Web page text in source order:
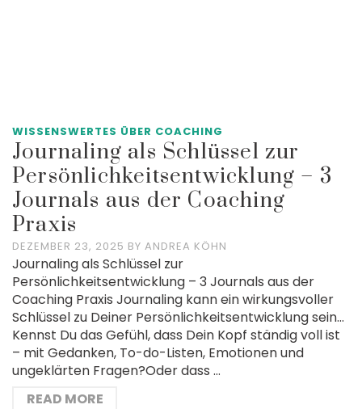
WISSENSWERTES ÜBER COACHING
Journaling als Schlüssel zur
Persönlichkeitsentwicklung – 3
Journals aus der Coaching
Praxis
DEZEMBER 23, 2025 BY ANDREA KÖHN
Journaling als Schlüssel zur
Persönlichkeitsentwicklung – 3 Journals aus der
Coaching Praxis Journaling kann ein wirkungsvoller
Schlüssel zu Deiner Persönlichkeitsentwicklung sein…
Kennst Du das Gefühl, dass Dein Kopf ständig voll ist
– mit Gedanken, To-do-Listen, Emotionen und
ungeklärten Fragen?Oder dass …
READ MORE